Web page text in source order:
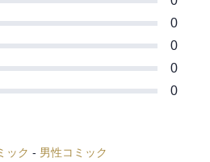
0
0
0
0
ック - 男性コミック